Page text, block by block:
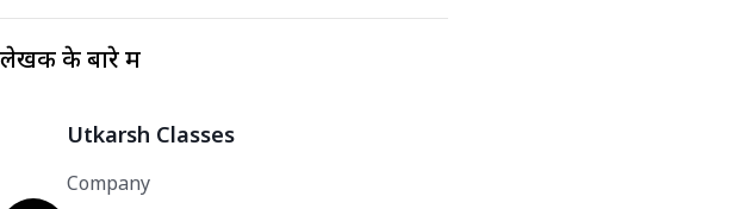
लेखक के बारे में
Utkarsh Classes
Company